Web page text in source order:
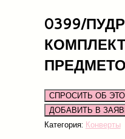
0399/
СПРОСИТЬ ОБ
Категория: Конверты